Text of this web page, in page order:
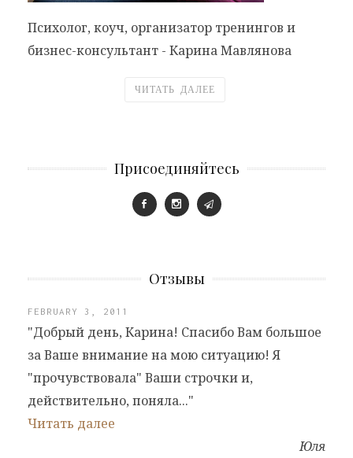
Психолог, коуч, организатор тренингов и
бизнес-консультант - Карина Мавлянова
ЧИТАТЬ ДАЛЕЕ
Присоединяйтесь
Отзывы
FEBRUARY 3, 2011
"Добрый день, Карина! Спасибо Вам большое
за Ваше внимание на мою ситуацию! Я
"прочувствовала" Ваши строчки и,
действительно, поняла..."
Читать далее
Юля